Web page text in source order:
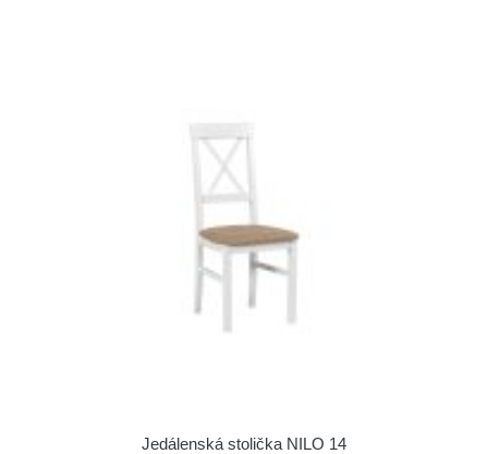
Jedálenská stolička NILO 14